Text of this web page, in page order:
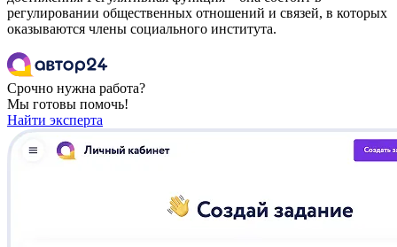
регулировании общественных отношений и связей, в которых
оказываются члены социального института.
Срочно нужна работа?
Мы готовы помочь!
Найти эксперта